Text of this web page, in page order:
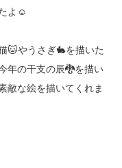
よ☺
🐱やうさぎ🐇を描いた
年の干支の辰🐉を描い
敵な絵を描いてくれま